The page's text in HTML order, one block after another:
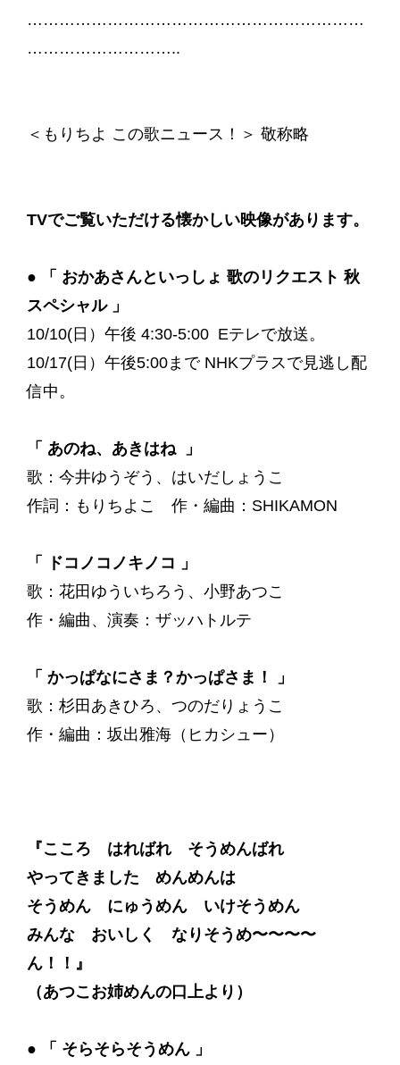
………………………………………………………
………………………..
＜もりちよ この歌ニュース！＞ 敬称略
TVでご覧いただける懐かしい映像があります。
●
「 おかあさんといっしょ 歌のリクエスト 秋
スペシャル 」
10/10(日）午後 4:30-5:00 Eテレで放送。
10/17(日）午後5:00まで NHKプラスで見逃し配
信中。
「 あのね、あきはね 」
歌：今井ゆうぞう、はいだしょうこ
作詞：もりちよこ 作・編曲：SHIKAMON
「 ドコノコノキノコ 」
歌：花田ゆういちろう、小野あつこ
作・編曲、演奏：ザッハトルテ
「 かっぱなにさま？かっぱさま！ 」
歌：杉田あきひろ、つのだりょうこ
作・編曲：坂出雅海（ヒカシュー）
『こころ はればれ そうめんばれ
やってきました めんめんは
そうめん にゅうめん いけそうめん
みんな おいしく なりそうめ〜〜〜〜
ん！！』
（あつこお姉めんの口上より）
●
「 そらそらそうめん 」